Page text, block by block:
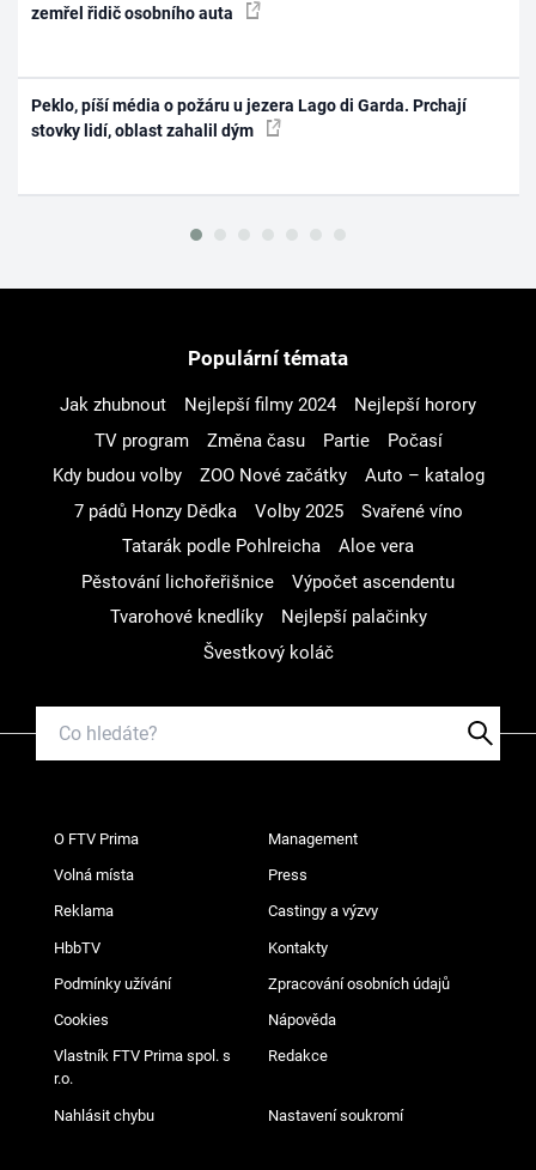
zemřel řidič osobního auta
Peklo, píší média o požáru u jezera Lago di Garda. Prchají
stovky lidí, oblast zahalil dým
Populární témata
Jak zhubnout Nejlepší filmy 2024
Nejlepší horory
TV program
Změna času Partie
Počasí
Kdy budou volby
ZOO Nové začátky
Auto – katalog
7 pádů Honzy Dědka
Volby 2025
Svařené víno
Tatarák podle Pohlreicha
Aloe vera
Pěstování lichořeřišnice
Výpočet ascendentu
Tvarohové knedlíky
Nejlepší palačinky
Švestkový koláč
O FTV Prima Management
Volná místa Press
Reklama Castingy a výzvy
HbbTV Kontakty
Podmínky užívání Zpracování osobních údajů
Cookies Nápověda
Vlastník FTV Prima spol. s
r.o.
Redakce
Nahlásit chybu Nastavení soukromí